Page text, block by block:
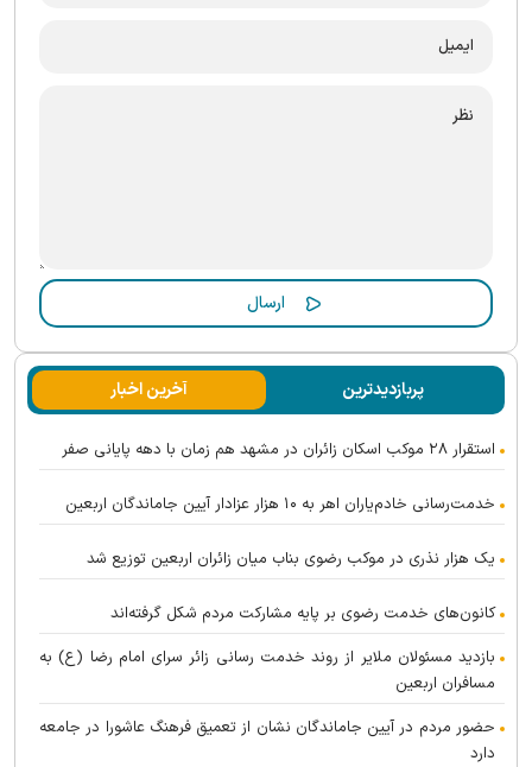
پربازدیدترین آخرین اخبار
استقرار ۲۸ موکب اسکان زائران در مشهد هم زمان با دهه پایانی صفر
خدمت‌رسانی خادم‌یاران اهر به ۱۰ هزار عزادار آیین جاماندگان اربعین
یک هزار نذری در موکب رضوی بناب میان زائران اربعین توزیع شد
کانون‌های خدمت رضوی بر پایه مشارکت مردم شکل گرفته‌اند
بازدید مسئولان ملایر از روند خدمت رسانی زائر سرای امام رضا (ع) به
مسافران اربعین
حضور مردم در آیین جاماندگان نشان از تعمیق فرهنگ عاشورا در جامعه
دارد